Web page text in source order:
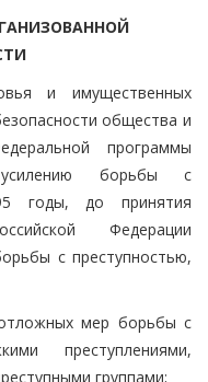
и имущественных
общества и
программы
борьбы с
годы, до принятия
Федерации
с преступностью,
мер борьбы с
преступлениями,
группами;